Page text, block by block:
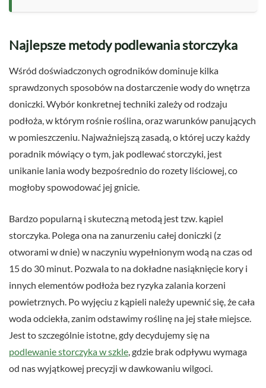
Najlepsze metody podlewania storczyka
Wśród doświadczonych ogrodników dominuje kilka
sprawdzonych sposobów na dostarczenie wody do wnętrza
doniczki. Wybór konkretnej techniki zależy od rodzaju
podłoża, w którym rośnie roślina, oraz warunków panujących
w pomieszczeniu. Najważniejszą zasadą, o której uczy każdy
poradnik mówiący o tym, jak podlewać storczyki, jest
unikanie lania wody bezpośrednio do rozety liściowej, co
mogłoby spowodować jej gnicie.
Bardzo popularną i skuteczną metodą jest tzw. kąpiel
storczyka. Polega ona na zanurzeniu całej doniczki (z
otworami w dnie) w naczyniu wypełnionym wodą na czas od
15 do 30 minut. Pozwala to na dokładne nasiąknięcie kory i
innych elementów podłoża bez ryzyka zalania korzeni
powietrznych. Po wyjęciu z kąpieli należy upewnić się, że cała
woda odciekła, zanim odstawimy roślinę na jej stałe miejsce.
Jest to szczególnie istotne, gdy decydujemy się na
podlewanie storczyka w szkle , gdzie brak odpływu wymaga
od nas wyjątkowej precyzji w dawkowaniu wilgoci.